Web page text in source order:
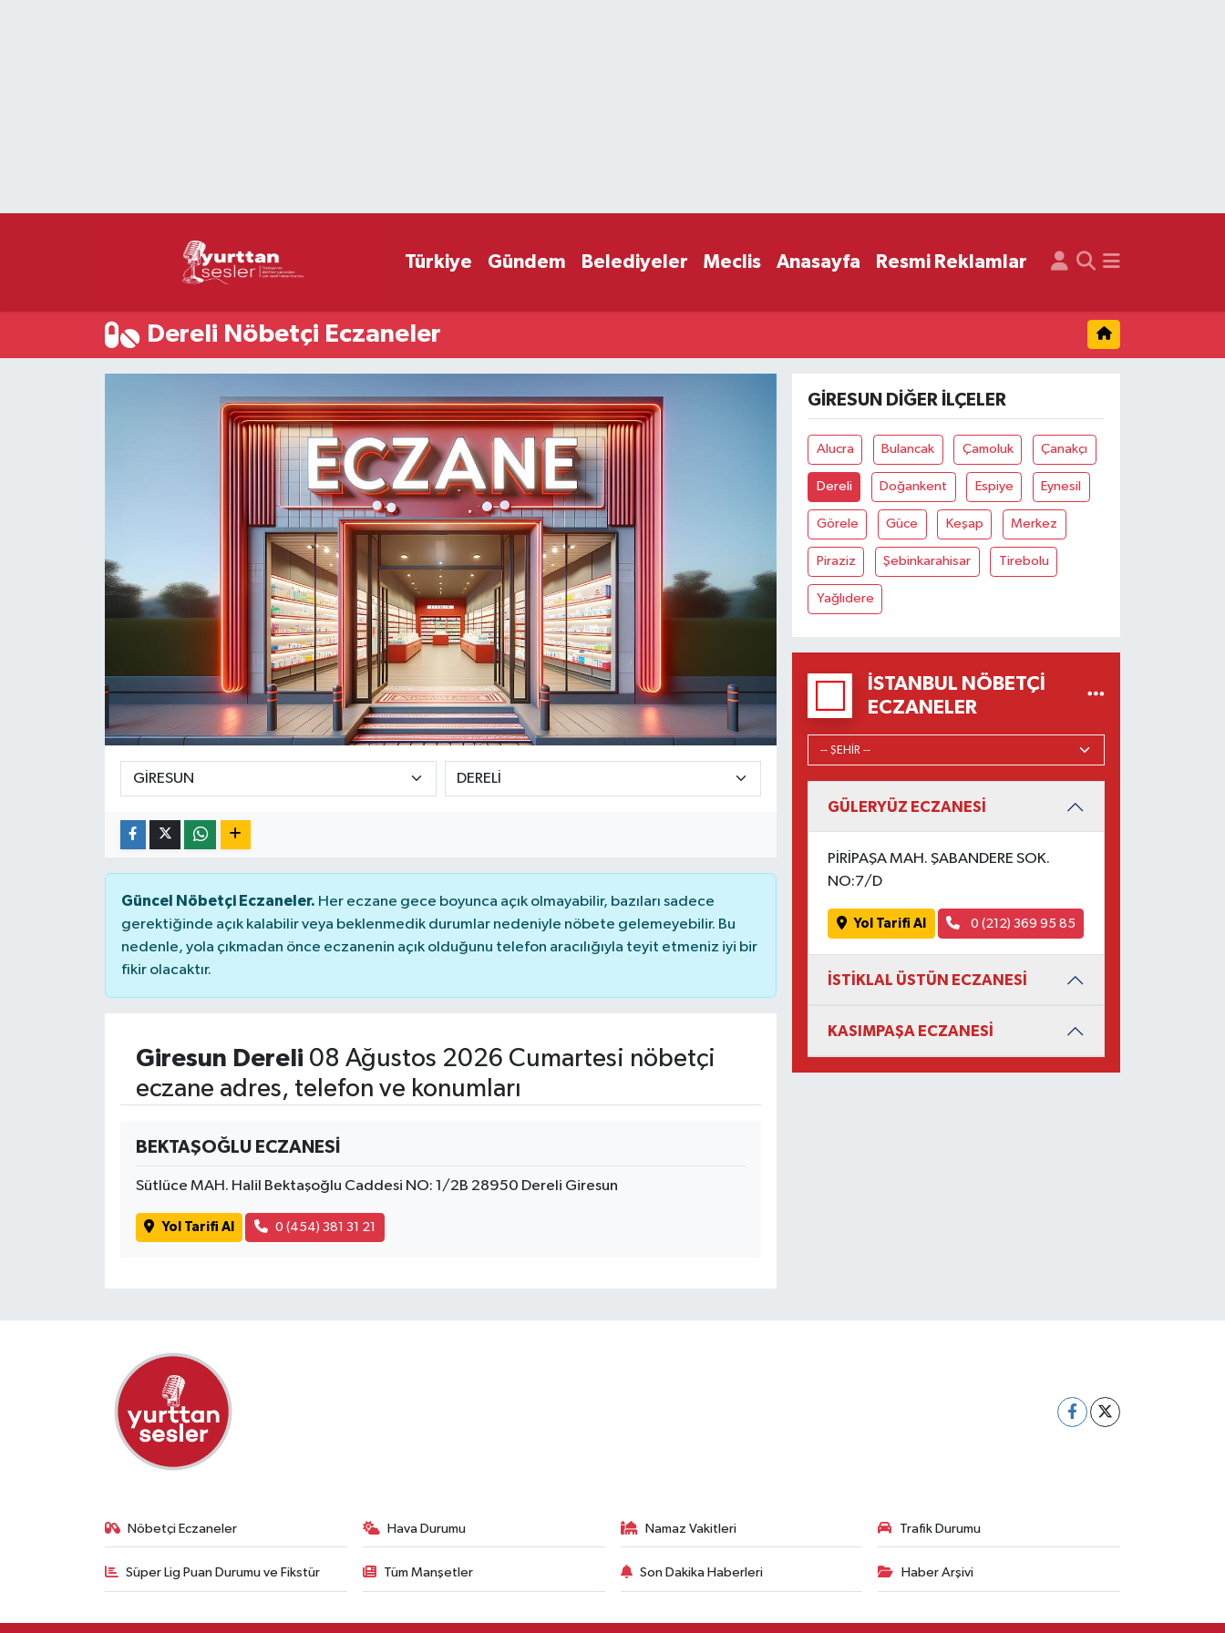
Türkiye Gündem Belediyeler Meclis Anasayfa Resmi Reklamlar
Dereli Nöbetçi Eczaneler
Güncel Nöbetçi Eczaneler. Her eczane gece boyunca açık olmayabilir, bazıları sadece
gerektiğinde açık kalabilir veya beklenmedik durumlar nedeniyle nöbete gelemeyebilir. Bu
nedenle, yola çıkmadan önce eczanenin açık olduğunu telefon aracılığıyla teyit etmeniz iyi bir
fikir olacaktır.
Giresun Dereli 08 Ağustos 2026 Cumartesi nöbetçi
eczane adres, telefon ve konumları
BEKTAŞOĞLU ECZANESİ
Sütlüce MAH. Halil Bektaşoğlu Caddesi NO: 1/2B 28950 Dereli Giresun
Yol Tarifi Al 0 (454) 381 31 21
GIRESUN DIĞER İLÇELER
Alucra Bulancak Çamoluk Çanakçı
Dereli Doğankent Espiye Eynesil
Görele Güce Keşap Merkez
Piraziz Şebinkarahisar Tirebolu
Yağlıdere
İSTANBUL NÖBETÇI
ECZANELER
GÜLERYÜZ ECZANESİ
PİRİPAŞA MAH. ŞABANDERE SOK.
NO:7/D
Yol Tarifi Al 0 (212) 369 95 85
İSTİKLAL ÜSTÜN ECZANESİ
KASIMPAŞA ECZANESİ
Nöbetçi Eczaneler Hava Durumu Namaz Vakitleri Trafik Durumu
Süper Lig Puan Durumu ve Fikstür Tüm Manşetler Son Dakika Haberleri Haber Arşivi
Süper Lig Puan Durumu ve Fikstür
Son Dakika Haberleri